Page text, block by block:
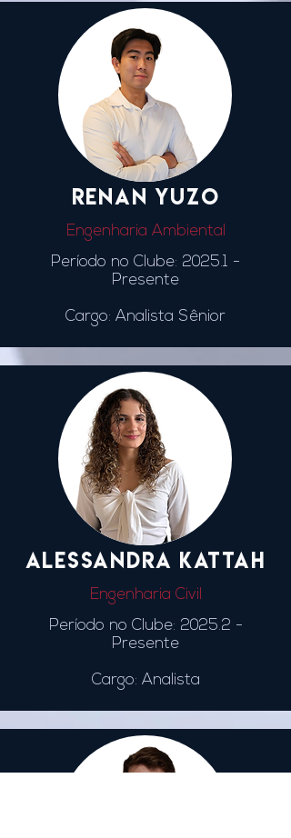
RENAN YUZO
Engenharia Ambiental
Período no Clube: 2025.1 -
Presente
Cargo: Analista Sênior
ALESSANDRA KATTAH
Engenharia Civil
Período no Clube: 2025.2 -
Presente
Cargo: Analista